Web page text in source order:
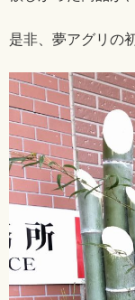
是非、夢アグリの